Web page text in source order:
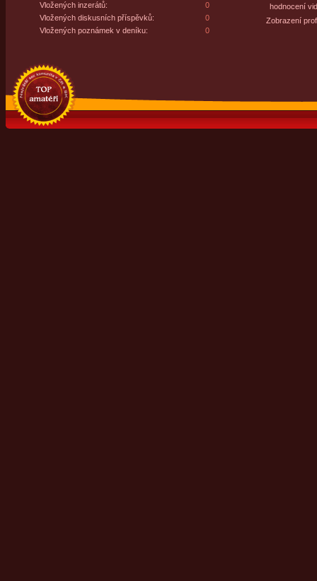
Vložených inzerátů:
0
Vložených diskusních příspěvků:
0
Vložených poznámek v deníku:
0
hodnocení
Zobrazení